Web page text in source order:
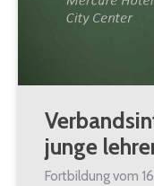
junge
Fortbildung vom